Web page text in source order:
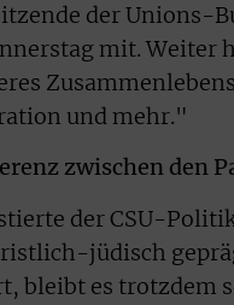
der Unions-
mit. Weiter
und mehr."
zwischen den
der CSU-
jüdisch
bleibt es trotzdem